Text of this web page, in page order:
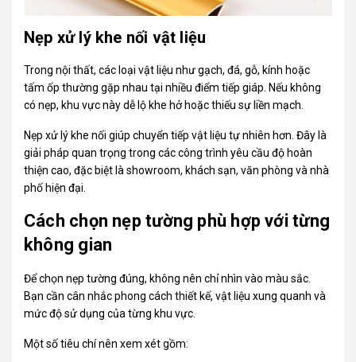
Nẹp xử lý khe nối vật liệu
Trong nội thất, các loại vật liệu như gạch, đá, gỗ, kính hoặc
tấm ốp thường gặp nhau tại nhiều điểm tiếp giáp. Nếu không
có nẹp, khu vực này dễ lộ khe hở hoặc thiếu sự liền mạch.
Nẹp xử lý khe nối giúp chuyển tiếp vật liệu tự nhiên hơn. Đây là
giải pháp quan trọng trong các công trình yêu cầu độ hoàn
thiện cao, đặc biệt là showroom, khách sạn, văn phòng và nhà
phố hiện đại.
Cách chọn nẹp tường phù hợp với từng
không gian
Để chọn nẹp tường đúng, không nên chỉ nhìn vào màu sắc.
Bạn cần cân nhắc phong cách thiết kế, vật liệu xung quanh và
mức độ sử dụng của từng khu vực.
Một số tiêu chí nên xem xét gồm: